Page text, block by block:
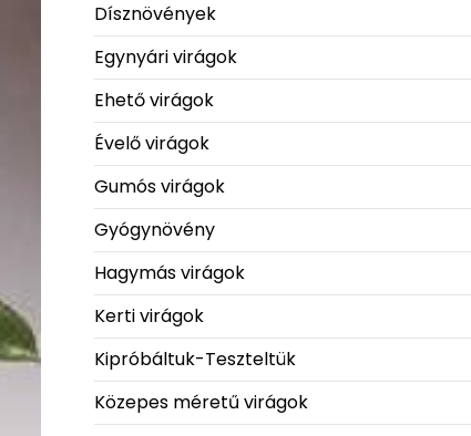
Dísznövények
Egynyári virágok
Ehető virágok
Évelő virágok
Gumós virágok
Gyógynövény
Hagymás virágok
Kerti virágok
Kipróbáltuk-Teszteltük
Közepes méretű virágok